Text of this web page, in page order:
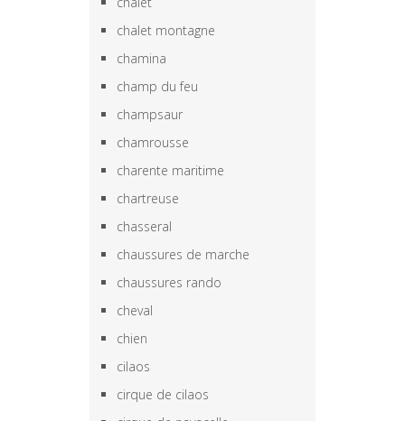
chalet montagne
chamina
champ du feu
champsaur
chamrousse
charente maritime
chartreuse
chasseral
chaussures de marche
chaussures rando
cheval
chien
cilaos
cirque de cilaos